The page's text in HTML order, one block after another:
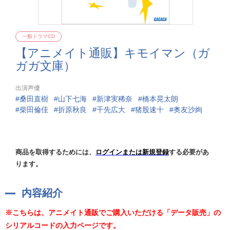
【アニメイト通販】キモイマン（ガ
ガガ文庫）
一般ドラマCD
出演声優
桑田直樹 山下七海 新津実稀奈
橋本晃太朗
柴田倫佳
折原秋良 千先広大 猪股速十 奥友沙絢
商品を取得するためには、 ログインまたは新規登録する必要があ
ります。
内容紹介
※こちらは、アニメイト通販でご購入いただける「データ販売」の
シリアルコードの入力ページです。